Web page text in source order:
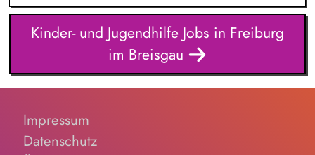
fundierte und menschlich zugewandte Versorgung.
Supervision und fachliche Anleitung - Begleitung ärztlicher
und psychologischer Mitarbeitender sowie Förderung einer
reflektierten, wertschätzenden und patientenorientierten
Haltung. Weiterentwicklung des Versorgungsangebots -
Aktive Gestaltung passgenauer Angebote für Kinder,
konzeptionellen Weiterentwicklung der Klinik.
Kinder- und Jugendhilfe Jobs in Freiburg
im Breisgau
Impressum
Datenschutz